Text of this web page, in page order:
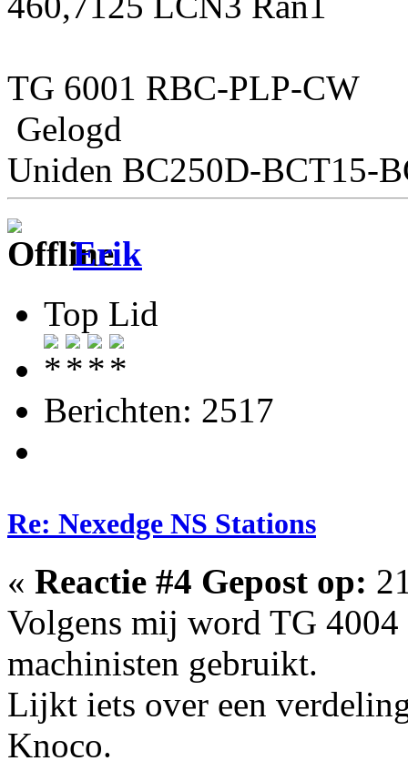
TG 6001 RBC-PLP-CW
Gelogd
Uniden BC250D-BCT15-
Erik
Top Lid
Berichten: 2517
Re: Nexedge NS Stations
« Reactie #4 Gepost op:
Volgens mij word TG
machinisten gebruikt.
Lijkt iets over een
Knoco.